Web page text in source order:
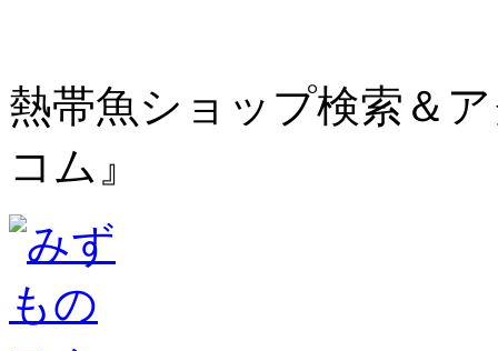
熱帯魚ショップ検索＆
コム』